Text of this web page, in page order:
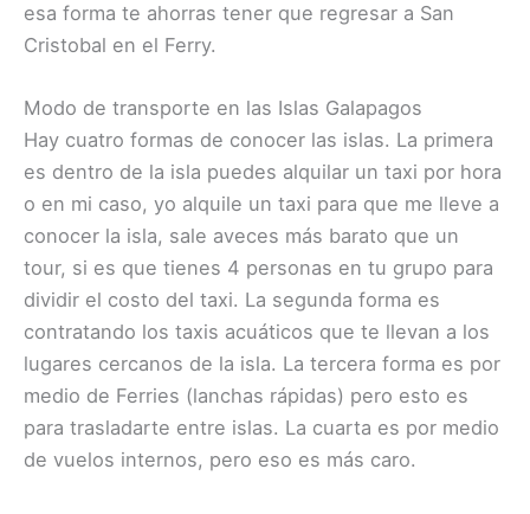
esa forma te ahorras tener que regresar a San
Cristobal en el Ferry.
Modo de transporte en las Islas Galapagos
Hay cuatro formas de conocer las islas. La primera
es dentro de la isla puedes alquilar un taxi por hora
o en mi caso, yo alquile un taxi para que me lleve a
conocer la isla, sale aveces más barato que un
tour, si es que tienes 4 personas en tu grupo para
dividir el costo del taxi. La segunda forma es
contratando los taxis acuáticos que te llevan a los
lugares cercanos de la isla. La tercera forma es por
medio de Ferries (lanchas rápidas) pero esto es
para trasladarte entre islas. La cuarta es por medio
de vuelos internos, pero eso es más caro.